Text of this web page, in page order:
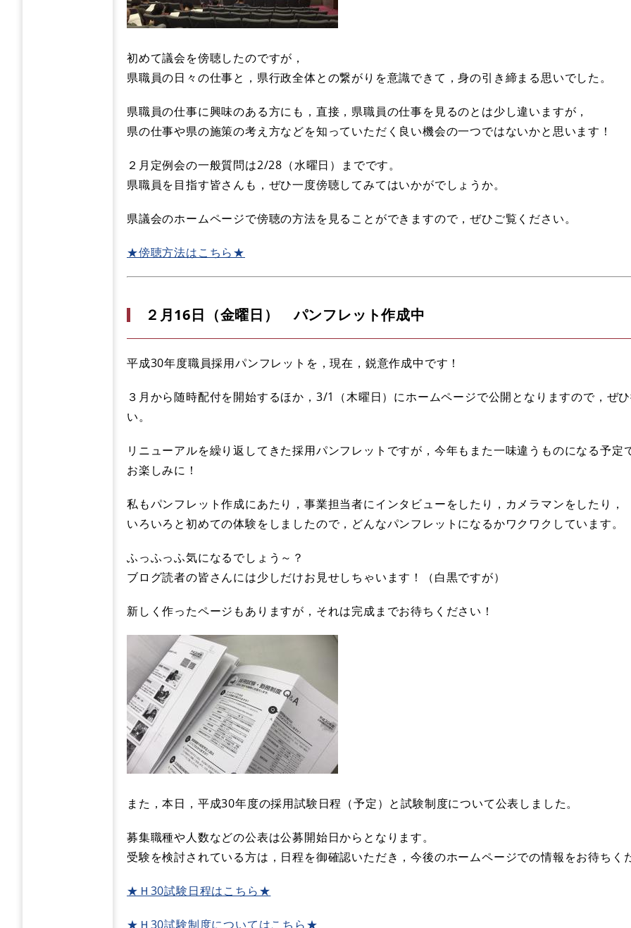
初めて議会を傍聴したのですが，
県職員の日々の仕事と，県行政全体との繋がりを意識できて，身の引き締まる思いでした。
県職員の仕事に興味のある方にも，直接，県職員の仕事を見るのとは少し違いますが，
県の仕事や県の施策の考え方などを知っていただく良い機会の一つではないかと思います！
２月定例会の一般質問は2/28（水曜日）までです。
県職員を目指す皆さんも，ぜひ一度傍聴してみてはいかがでしょうか。
県議会のホームページで傍聴の方法を見ることができますので，ぜひご覧ください。
★傍聴方法はこちら★
２月16日（金曜日） パンフレット作成中
平成30年度職員採用パンフレットを，現在，鋭意作成中です！
３月から随時配付を開始するほか，3/1（木曜日）にホームページで公開となりますので，ぜ
い。
リニューアルを繰り返してきた採用パンフレットですが，今年もまた一味違うものになる予定
お楽しみに！
私もパンフレット作成にあたり，事業担当者にインタビューをしたり，カメラマンをしたり，
いろいろと初めての体験をしましたので，どんなパンフレットになるかワクワクしています。
ふっふっふ気になるでしょう～？
ブログ読者の皆さんには少しだけお見せしちゃいます！（白黒ですが）
新しく作ったページもありますが，それは完成までお待ちください！
また，本日，平成30年度の採用試験日程（予定）と試験制度について公表しました。
募集職種や人数などの公表は公募開始日からとなります。
受験を検討されている方は，日程を御確認いただき，今後のホームページでの情報をお待ちく
★Ｈ30試験日程はこちら★
★Ｈ30試験制度についてはこちら★